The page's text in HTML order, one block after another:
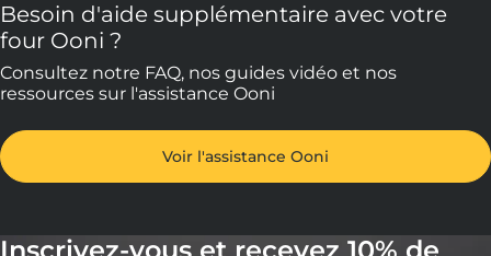
Besoin d'aide supplémentaire avec votre
four Ooni ?
Consultez notre FAQ, nos guides vidéo et nos
ressources sur l'assistance Ooni
Voir l'assistance Ooni